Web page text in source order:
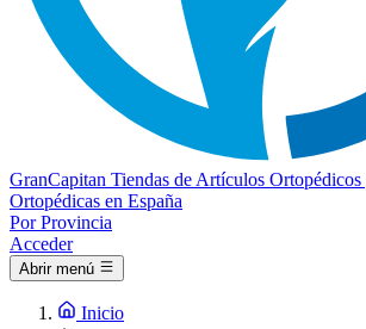
GranCapitan Tiendas de Artículos
Ortopédicas en España
Por Provincia
Acceder
Abrir menú
Inicio